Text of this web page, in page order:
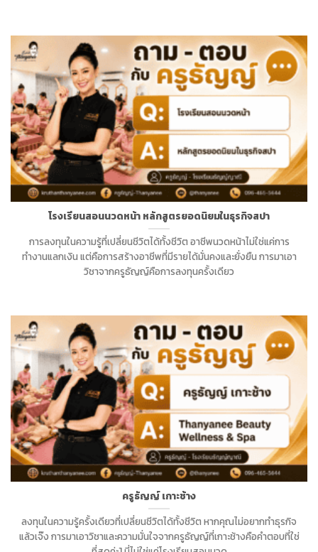
โรงเรียนสอนนวดหน้า หลักสูตรยอดนิยมในธุรกิจสปา
การลงทุนในความรู้ที่เปลี่ยนชีวิตได้ทั้งชีวิต อาชีพนวดหน้าไม่ใช่แค่การ
ทำงานแลกเงิน แต่คือการสร้างอาชีพที่มีรายได้มั่นคงและยั่งยืน การมาเอา
วิชาจากครูธัญญ์คือการลงทุนครั้งเดียว
ครูธัญญ์ เกาะช้าง
ลงทุนในความรู้ครั้งเดียวที่เปลี่ยนชีวิตได้ทั้งชีวิต หากคุณไม่อยากทำธุรกิจ
แล้วเจ๊ง การมาเอาวิชาและความมั่นใจจากครูธัญญ์ที่เกาะช้างคือคำตอบที่ใช่